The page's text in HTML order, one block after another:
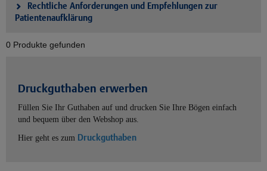
Rechtliche Anforderungen und Empfehlungen zur
Patientenaufklärung
0 Produkte gefunden
Druckguthaben erwerben
Füllen Sie Ihr Guthaben auf und drucken Sie Ihre Bögen einfach
und bequem über den Webshop aus.
Hier geht es zum Druckguthaben